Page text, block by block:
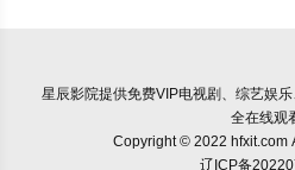
星辰影院提供免费VIP电视剧、综艺娱
全在线观
Copyright © 2022 hfxit.com
辽ICP备